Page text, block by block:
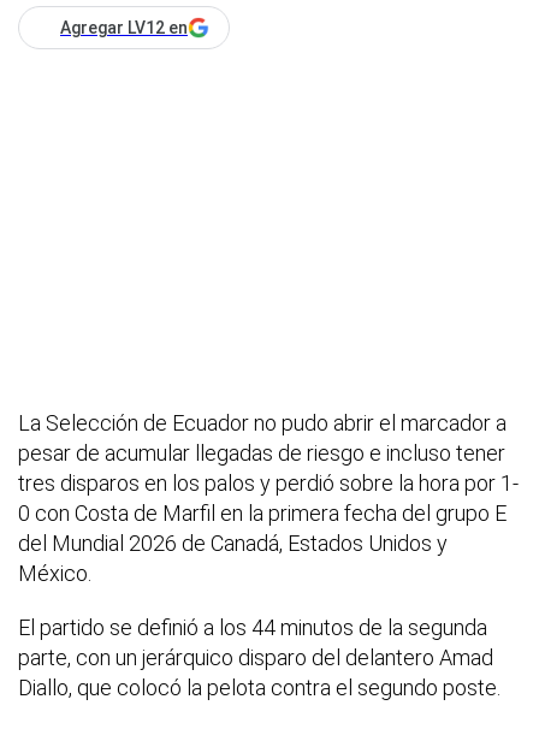
Agregar LV12 en
La Selección de Ecuador no pudo abrir el marcador a
pesar de acumular llegadas de riesgo e incluso tener
tres disparos en los palos y perdió sobre la hora por 1-
0 con Costa de Marfil en la primera fecha del grupo E
del Mundial 2026 de Canadá, Estados Unidos y
México.
El partido se definió a los 44 minutos de la segunda
parte, con un jerárquico disparo del delantero Amad
Diallo, que colocó la pelota contra el segundo poste.